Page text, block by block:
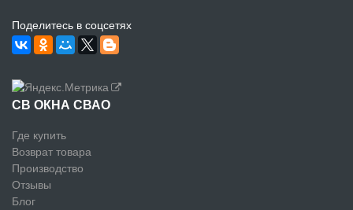
Поделитесь в соцсетях
СВ ОКНА СВАО
Где купить
Возврат товара
Производство
Отзывы
Блог